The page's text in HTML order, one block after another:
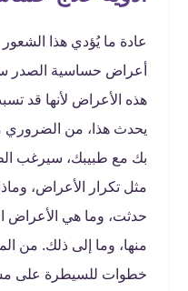
عادة ما يُؤدي هذا الشعور
أعراض حساسية الصدر
هذه الأعراض لأنها قد
يحدث هذا، من الضروري
بك مع طبيبك، سيرغب
مثل تكرار الأعراض،
حدثت، وما هي الأعراض
منها، وما إلى ذلك. من
خطوات للسيطرة على